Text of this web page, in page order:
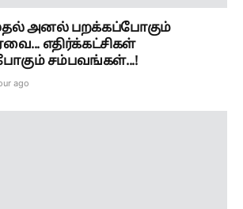
அனல் பறக்கப்போகும்
எதிர்க்கட்சிகள்
சம்பவங்கள்...!
ago